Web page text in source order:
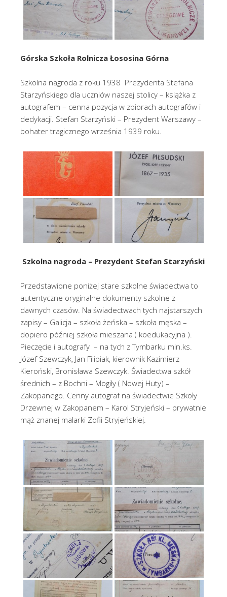
Górska Szkoła Rolnicza Łososina Górna
Szkolna nagroda z roku 1938 Prezydenta Stefana
Starzyńskiego dla uczniów naszej stolicy – książka z
autografem – cenna pozycja w zbiorach autografów i
dedykacji. Stefan Starzyński – Prezydent Warszawy –
bohater tragicznego września 1939 roku.
Szkolna nagroda – Prezydent Stefan Starzyński
Przedstawione poniżej stare szkolne świadectwa to
autentyczne oryginalne dokumenty szkolne z
dawnych czasów. Na świadectwach tych najstarszych
zapisy – Galicja – szkoła żeńska – szkoła męska –
dopiero później szkoła mieszana ( koedukacyjna ).
Pieczęcie i autografy – na tych z Tymbarku min.ks.
Józef Szewczyk, Jan Filipiak, kierownik Kazimierz
Kieroński, Bronisława Szewczyk. Świadectwa szkół
średnich – z Bochni – Mogiły ( Nowej Huty) –
Zakopanego. Cenny autograf na świadectwie Szkoły
Drzewnej w Zakopanem – Karol Stryjeński – prywatnie
mąż znanej malarki Zofii Stryjeńskiej.